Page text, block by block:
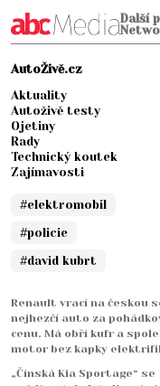
Další
AutoŽivě.cz
Aktuality
Autoživě testy
Ojetiny
Rady
Technický koutek
Zajímavosti
#elektromobil
#policie
#david kubrt
Renault vrací na českou
nejhezčí auto za
cenu. Má obří kufr a
motor bez kapky
„Čínská Kia Sportage“ se